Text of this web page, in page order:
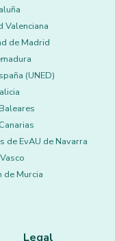
Valenciana
de Madrid
(UNED)
de EvAU de Navarra
de Murcia
Legal